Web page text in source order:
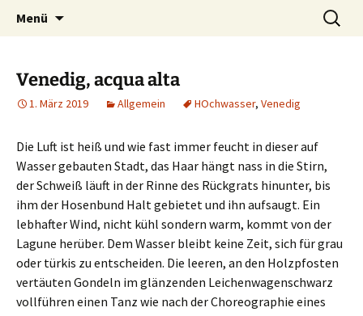
Nestbeschmutzer
Die Autorin Susanne Lücke räumt auf
Menü
Suchen
nach:
Venedig, acqua alta
1. März 2019 Allgemein HOchwasser, Venedig
Die Luft ist heiß und wie fast immer feucht in dieser auf
Wasser gebauten Stadt, das Haar hängt nass in die Stirn,
der Schweiß läuft in der Rinne des Rückgrats hinunter, bis
ihm der Hosenbund Halt gebietet und ihn aufsaugt. Ein
lebhafter Wind, nicht kühl sondern warm, kommt von der
Lagune herüber. Dem Wasser bleibt keine Zeit, sich für grau
oder türkis zu entscheiden. Die leeren, an den Holzpfosten
vertäuten Gondeln im glänzenden Leichenwagenschwarz
vollführen einen Tanz wie nach der Choreographie eines